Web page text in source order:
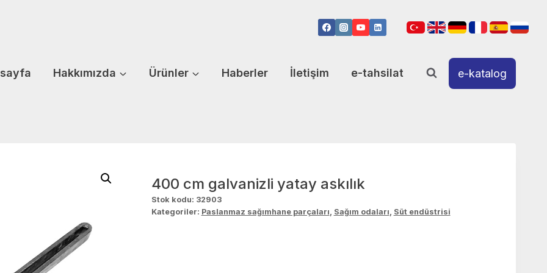
Hakkımızda Ürünler Haberler İletişim e-tahsilat e-katalog
400 cm galvanizli yatay askılık
Stok kodu: 32903
Kategoriler: Paslanmaz sağımhane parçaları, Sağım odaları, Süt endüstrisi